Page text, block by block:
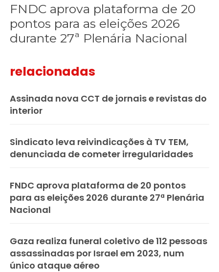
FNDC aprova plataforma de 20
pontos para as eleições 2026
durante 27ª Plenária Nacional
relacionadas
Assinada nova CCT de jornais e revistas do
interior
Sindicato leva reivindicações à TV TEM,
denunciada de cometer irregularidades
FNDC aprova plataforma de 20 pontos
para as eleições 2026 durante 27ª Plenária
Nacional
Gaza realiza funeral coletivo de 112 pessoas
assassinadas por Israel em 2023, num
único ataque aéreo